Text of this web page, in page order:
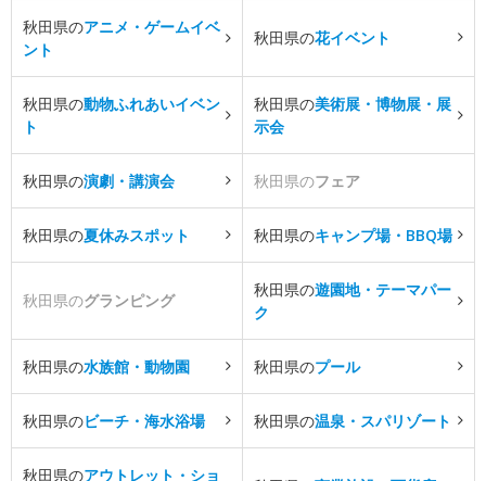
秋田県のアニメ・ゲームイベ
ント
秋田県の花イベント
秋田県の動物ふれあいイベン
ト
秋田県の美術展・博物展・展
示会
秋田県の演劇・講演会 秋田県のフェア
秋田県の夏休みスポット 秋田県のキャンプ場・BBQ場
秋田県のグランピング
秋田県の遊園地・テーマパー
ク
秋田県の水族館・動物園 秋田県のプール
秋田県のビーチ・海水浴場 秋田県の温泉・スパリゾート
秋田県のアウトレット・ショ